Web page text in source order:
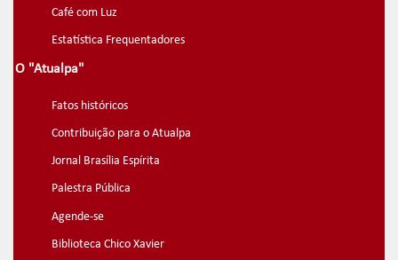
Café com Luz
Estatística Frequentadores
O "Atualpa"
Fatos históricos
Contribuição para o Atualpa
Jornal Brasília Espírita
Palestra Pública
Agende-se
Biblioteca Chico Xavier